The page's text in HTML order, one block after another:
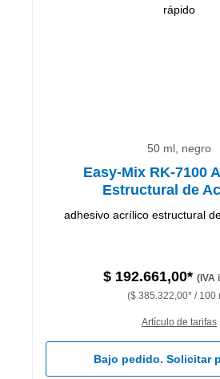
50 ml, negro
Easy-Mix RK-7100
Estructural de
adhesivo acrílico estructural
$ 192.661,00* (IVA
($ 385.322,00* / 100
Artículo de tarifas
Bajo pedido. Solicitar